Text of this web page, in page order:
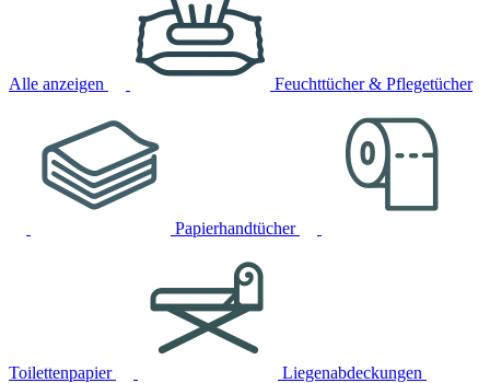
Alle anzeigen Feuchttücher & Pflegetücher
Papierhandtücher
Toilettenpapier Liegenabdeckungen